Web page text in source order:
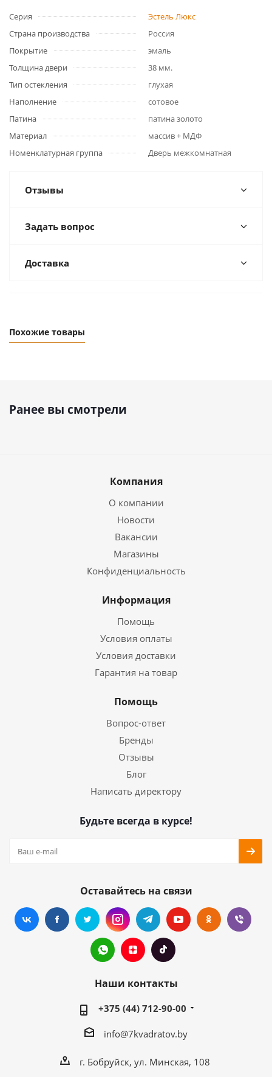
Серия
Эстель Люкс
Страна производства
Россия
Покрытие
эмаль
Толщина двери
38 мм.
Тип остекления
глухая
Наполнение
сотовое
Патина
патина золото
Материал
массив + МДФ
Номенклатурная группа
Дверь межкомнатная
Отзывы
Задать вопрос
Доставка
Похожие товары
Ранее вы смотрели
Компания
О компании
Новости
Вакансии
Магазины
Конфиденциальность
Информация
Помощь
Условия оплаты
Условия доставки
Гарантия на товар
Помощь
Вопрос-ответ
Бренды
Отзывы
Блог
Написать директору
Будьте всегда в курсе!
Оставайтесь на связи
Наши контакты
+375 (44) 712-90-00
info@7kvadratov.by
г. Бобруйск, ул. Минская, 108